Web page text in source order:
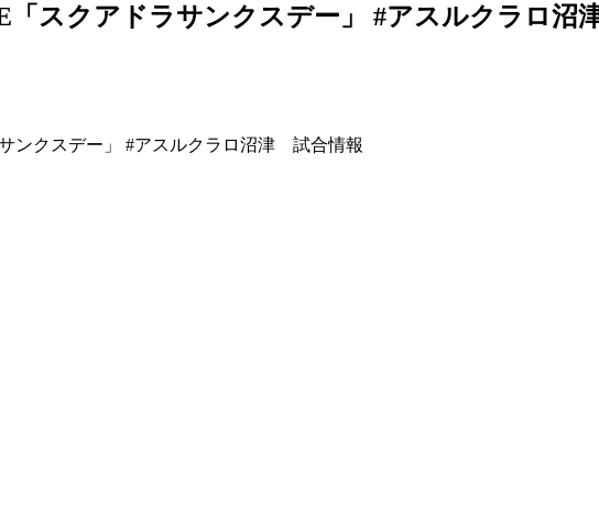
「スクアドラサンクスデー」 #アスルクラロ